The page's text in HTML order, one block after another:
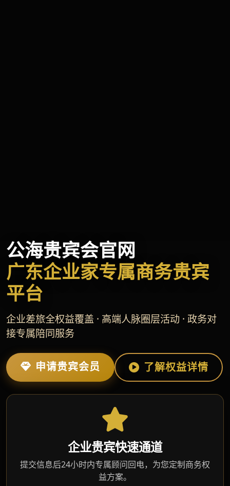
公海贵宾会官网
广东企业家专属商务贵宾
平台
企业差旅全权益覆盖 · 高端人脉圈层活动 · 政务对
接专属陪同服务
申请贵宾会员 了解权益详情
企业贵宾快速通道
提交信息后24小时内专属顾问回电，为您定制商务权
益方案。